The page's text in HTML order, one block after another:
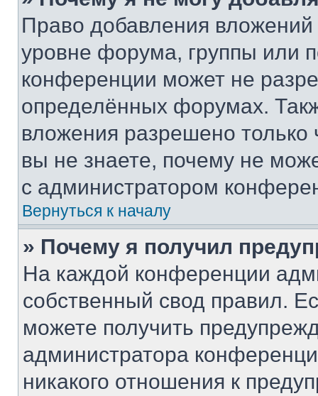
Право добавления
уровне форума, группы или
конференции может не
определённых форумах.
вложения разрешено
вы не знаете, почему не
с администратором
Вернуться к началу
» Почему я получил
На каждой конференции
собственный свод правил.
можете получить
администратора
никакого отношения к